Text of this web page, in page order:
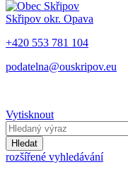
Skřipov okr. Opava
+420 553 781 104
podatelna@ouskripov.eu
Vytisknout
Hledat
rozšířené vyhledávání